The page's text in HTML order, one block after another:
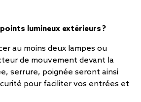
lumineux extérieurs ?
au moins deux lampes ou
de mouvement devant la
serrure, poignée seront ainsi
pour faciliter vos entrées et